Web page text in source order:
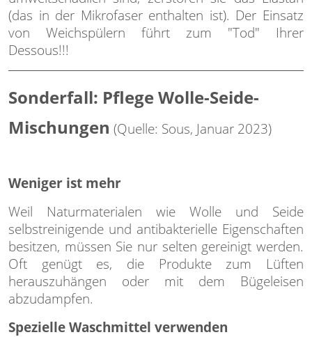
(das in der Mikrofaser enthalten ist). Der Einsatz
von Weichspülern führt zum "Tod" Ihrer
Dessous!!!
Sonderfall: Pflege Wolle-Seide-
Mischungen (Quelle: Sous, Januar 2023)
Weniger ist mehr
Weil Naturmaterialen wie Wolle und Seide
selbstreinigende und antibakterielle Eigenschaften
besitzen, müssen Sie nur selten gereinigt werden.
Oft genügt es, die Produkte zum Lüften
herauszuhängen oder mit dem Bügeleisen
abzudampfen.
Spezielle Waschmittel verwenden